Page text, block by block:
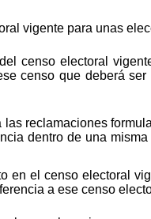
vigente para unas
censo electoral
censo que deberá
reclamaciones
dentro de una
en el censo electoral
a ese censo